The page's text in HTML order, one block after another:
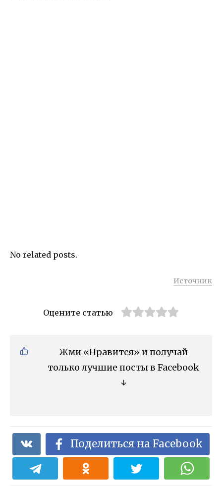
No related posts.
Источник
Оцените статью
Жми «Нравится» и получай
только лучшие посты в Facebook
↓
Поделиться на Facebook